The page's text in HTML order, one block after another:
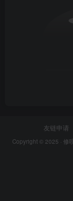
只需关闭第三方
友链申请
Copyright © 2025 · 修